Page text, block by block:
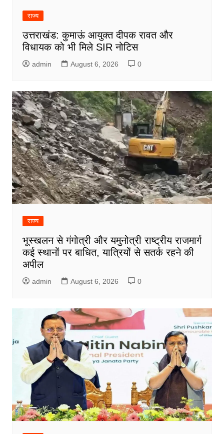
राज्य
उत्तराखंड: कुमाऊं आयुक्त दीपक रावत और
विधायक को भी मिले SIR नोटिस
admin August 6, 2026 0
राज्य
भूस्खलन से गंगोत्री और यमुनोत्री राष्ट्रीय राजमार्ग
कई स्थानों पर बाधित, यात्रियों से सतर्क रहने की
अपील
admin August 6, 2026 0